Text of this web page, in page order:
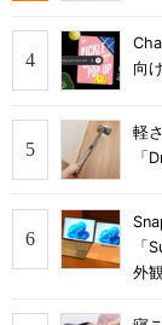
向
軽
「
「
外